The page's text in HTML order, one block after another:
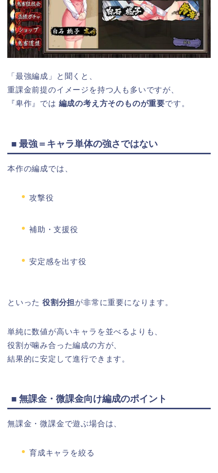
「最強編成」と聞くと、
重課金前提のイメージを持つ人も多いですが、
『卑作』では 編成の考え方そのものが重要です。
■ 最強＝キャラ単体の強さではない
本作の編成では、
攻撃役
補助・支援役
安定感を出す役
といった 役割分担が非常に重要になります。
単純に数値が高いキャラを並べるよりも、
役割が噛み合った編成の方が、
結果的に安定して進行できます。
■ 無課金・微課金向け編成のポイント
無課金・微課金で遊ぶ場合は、
育成キャラを絞る